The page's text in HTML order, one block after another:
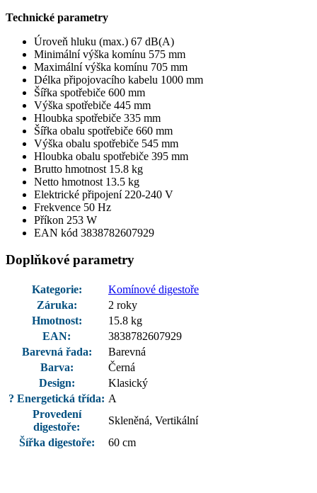
Technické parametry
Úroveň hluku (max.) 67 dB(A)
Minimální výška komínu 575 mm
Maximální výška komínu 705 mm
Délka připojovacího kabelu 1000 mm
Šířka spotřebiče 600 mm
Výška spotřebiče 445 mm
Hloubka spotřebiče 335 mm
Šířka obalu spotřebiče 660 mm
Výška obalu spotřebiče 545 mm
Hloubka obalu spotřebiče 395 mm
Brutto hmotnost 15.8 kg
Netto hmotnost 13.5 kg
Elektrické připojení 220-240 V
Frekvence 50 Hz
Příkon 253 W
EAN kód 3838782607929
Doplňkové parametry
Kategorie:
Komínové digestoře
Záruka:
2 roky
Hmotnost:
15.8 kg
EAN:
3838782607929
Barevná řada:
Barevná
Barva:
Černá
Design:
Klasický
? Energetická třída: A
Provedení
digestoře:
Skleněná, Vertikální
Šířka digestoře: 60 cm